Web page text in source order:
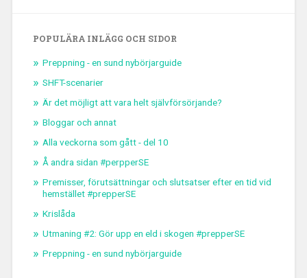
POPULÄRA INLÄGG OCH SIDOR
Preppning - en sund nybörjarguide
SHFT-scenarier
Är det möjligt att vara helt självförsörjande?
Bloggar och annat
Alla veckorna som gått - del 10
Å andra sidan #perpperSE
Premisser, förutsättningar och slutsatser efter en tid vid
hemstället #prepperSE
Krislåda
Utmaning #2: Gör upp en eld i skogen #prepperSE
Preppning - en sund nybörjarguide